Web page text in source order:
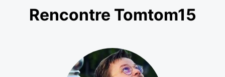
Rencontre Tomtom15